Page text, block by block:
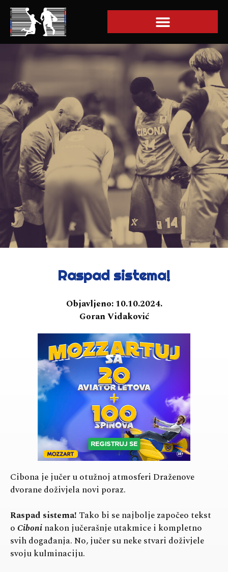
Raspad sistema!
Objavljeno: 10.10.2024.
Goran Vidaković
Cibona je jučer u otužnoj atmosferi Draženove
dvorane doživjela novi poraz.
Raspad sistema! Tako bi se najbolje započeo tekst
oCiboninakon jučerašnje utakmice i kompletno
svih događanja. No, jučer su neke stvari doživjele
svoju kulminaciju.